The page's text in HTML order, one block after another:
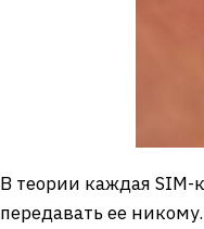
В теории каждая
передавать ее